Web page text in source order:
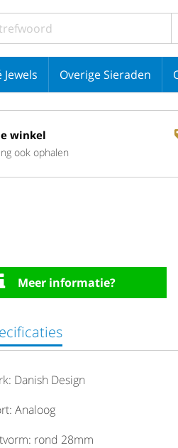
Overige Sieraden
winkel
ook ophalen
Meer informatie?
Danish Design
Analoog
rond 28mm